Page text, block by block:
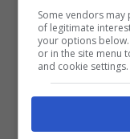
lasciato
“Non
non
perché non
Some vendors
of legitimate
your options
or in the site menu
and cookie settings.